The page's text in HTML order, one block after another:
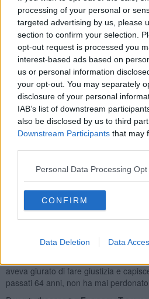
processing of your personal or
targeted advertising by us, please
section to confirm your selection.
opt-out request is processed you
interest-based ads based on
us or personal information
your opt-out. You may separately
disclosure of your personal
IAB’s list of downstream
also be disclosed by us to third
Downstream Participants that may
Personal Data Processing
CONFIRM
Data Deletion Data
I resti di un fucile mitragliatore
inglesi, quasi sgretolati dalla ruggine,
sacca militare, insieme a due pistole
Tonio pareva saperla lunga su quel
rivolsero muti verso di lui, chiedendo
Il montanaro rispose socchiudendo le
della testa li invitò a tornare al tavolo
intendere, con questo prologo, che la
piuttosto lunga.
Uscirono e si sedettero.
dovesse far partire un vecchio motore
rimarcata, da alcune espressioni
montanaro; fu conclusa con numerosi
nelle rughe del volto, tentarono
Tonio aveva partecipato alla
testimone del massacro dei 560
parla come non aveva mai fatto in
aveva giurato di fare giustizia e
passati 64 anni, non ha mai